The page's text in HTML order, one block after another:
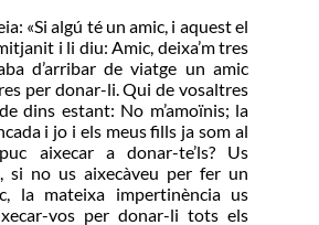
«Si algú té un amic, i aquest el
i li diu: Amic, deixa’m tres
d’arribar de viatge un amic
per donar-li. Qui de vosaltres
dins estant: No m’amoïnis; la
i jo i els meus fills ja som al
aixecar a donar-te’ls? Us
si no us aixecàveu per fer un
la mateixa impertinència us
vos per donar-li tots els